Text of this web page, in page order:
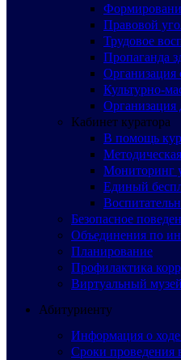
Правовой
Трудовое
Пропаганда
Организация
Культурно-
Организация
Кабинет куратора
В помощь
Мониторинг
Единый
Безопасное
Объединения по
Планирование
Профилактика
Виртуальный музей
Абитуриенту
Информация о
Сроки проведения